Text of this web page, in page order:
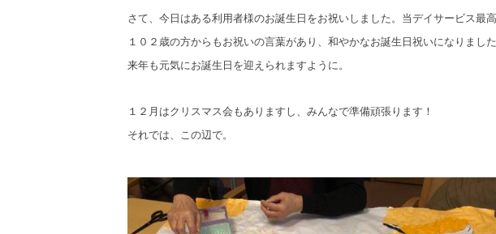
さて、今日はある利用者様のお誕生日をお祝いしました。当デイサービス最高
１０２歳の方からもお祝いの言葉があり、和やかなお誕生日祝いになりました
来年も元気にお誕生日を迎えられますように。
１２月はクリスマス会もありますし、みんなで準備頑張ります！
それでは、この辺で。